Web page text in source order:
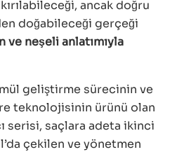
ancak doğru
doğabileceği gerçeği
ve neşeli anlatımıyla
geliştirme sürecinin ve
teknolojisinin ürünü olan
serisi, saçlara adeta ikinci
çekilen ve yönetmen